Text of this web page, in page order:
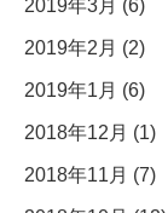
2019年3月 (6)
2019年2月 (2)
2019年1月 (6)
2018年12月 (1)
2018年11月 (7)